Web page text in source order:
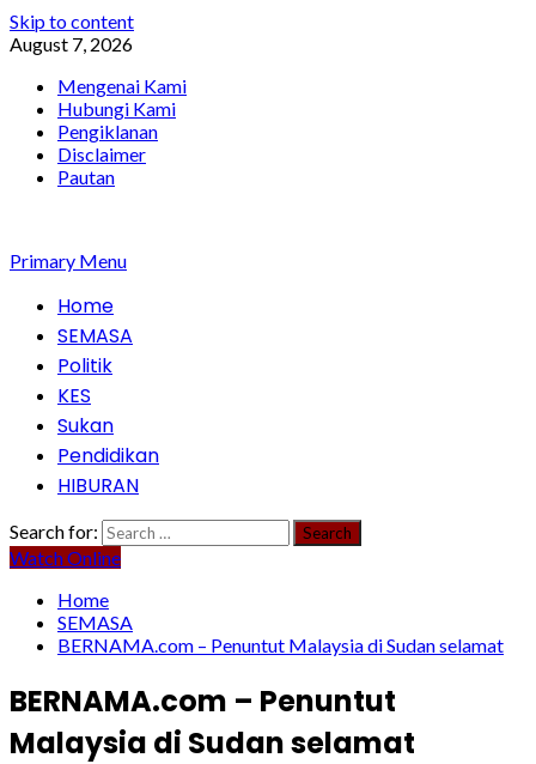
Skip to content
August 7, 2026
Mengenai Kami
Hubungi Kami
Pengiklanan
Disclaimer
Pautan
Primary Menu
Home
SEMASA
Politik
KES
Sukan
Pendidikan
HIBURAN
Search for:
Watch Online
Home
SEMASA
BERNAMA.com – Penuntut Malaysia di Sudan selamat
BERNAMA.com – Penuntut
Malaysia di Sudan selamat